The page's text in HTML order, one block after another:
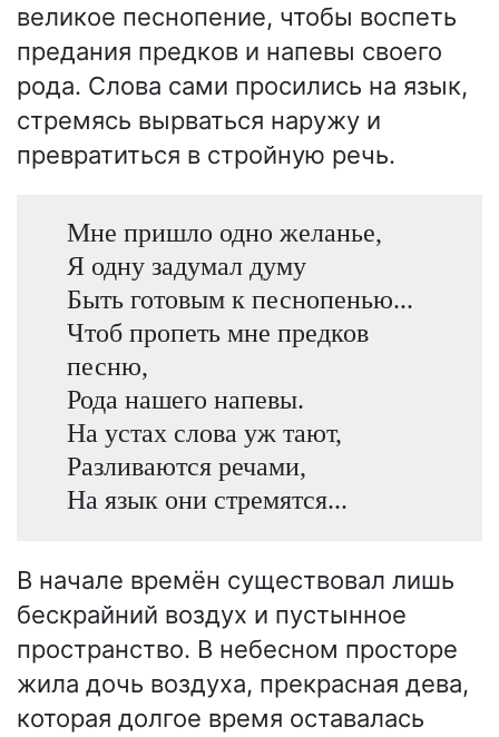
великое песнопение, чтобы воспеть
предания предков и напевы своего
рода. Слова сами просились на язык,
стремясь вырваться наружу и
превратиться в стройную речь.
Мне пришло одно желанье,
Я одну задумал думу
Быть готовым к песнопенью...
Чтоб пропеть мне предков
песню,
Рода нашего напевы.
На устах слова уж тают,
Разливаются речами,
На язык они стремятся...
В начале времён существовал лишь
бескрайний воздух и пустынное
пространство. В небесном просторе
жила дочь воздуха, прекрасная дева,
которая долгое время оставалась